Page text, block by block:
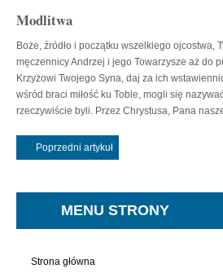
Modlitwa
Boże, źródło i początku wszelkiego ojcostwa,
męczennicy Andrzej i jego Towarzysze aż do
Krzyżowi Twojego Syna, daj za ich
wśród braci miłość ku Tobie, mogli się
rzeczywiście byli. Przez Chrystusa, Pana
Poprzedni artykuł
MENU STRONY
Strona główna